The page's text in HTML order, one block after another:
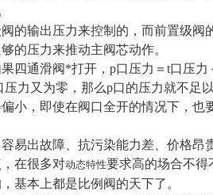
的输出压力来控制的，而前置级阀
的压力来推动主阀芯动作。
四通滑阀*打开，p口压力＝t口压
力又为零，那么p口的压力就不足
小，即使在阀口全开的情况下，也
易出故障、抗污染能力差、价格昂
在很多对动态特性要求高的场合不得
基本上都是比例阀的天下了。